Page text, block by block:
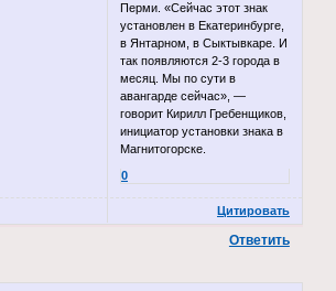
Перми. «Сейчас этот знак
установлен в Екатеринбурге,
в Янтарном, в Сыктывкаре. И
так появляются 2-3 города в
месяц. Мы по сути в
авангарде сейчас», —
говорит Кирилл Гребенщиков,
инициатор установки знака в
Магнитогорске.
0
Цитировать
Ответить